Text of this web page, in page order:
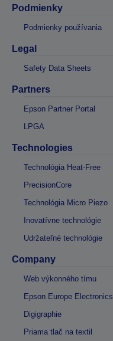
Podmienky
Podmienky používania
Legal
Safety Data Sheets
Partners
Epson Partner Portal
LPGA
Technologies
Technológia Heat-Free
PrecisionCore
Technológia Micro Piezo
Inovatívne technológie
Udržateľné technológie
Company
Web výkonného tímu
Epson Europe Electronics
Digigraphie
Priama tlač na textil